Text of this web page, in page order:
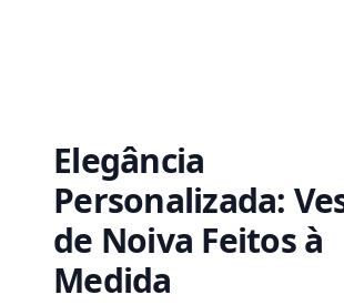
Elegância
Personalizada:
de Noiva Feitos à
Medida